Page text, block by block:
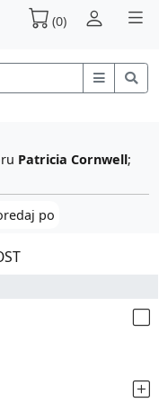
(0)
Patricia Cornwell;
po